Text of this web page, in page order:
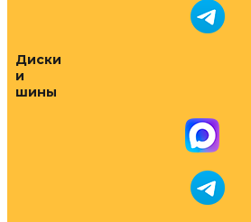
Диски
и
шины